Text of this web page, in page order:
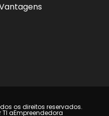
os direitos reservados.
TI aEmpreendedora